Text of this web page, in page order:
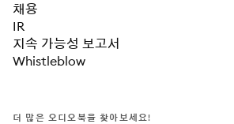
채용
IR
지속 가능성 보고서
Whistleblow
더 많은 오디오북을 찾아보세요!